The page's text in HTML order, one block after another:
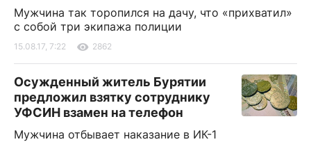
Мужчина так торопился на дачу, что «прихватил»
с собой три экипажа полиции
15.08.17, 7:22 2862
Осужденный житель Бурятии
предложил взятку сотруднику
УФСИН взамен на телефон
Мужчина отбывает наказание в ИК-1